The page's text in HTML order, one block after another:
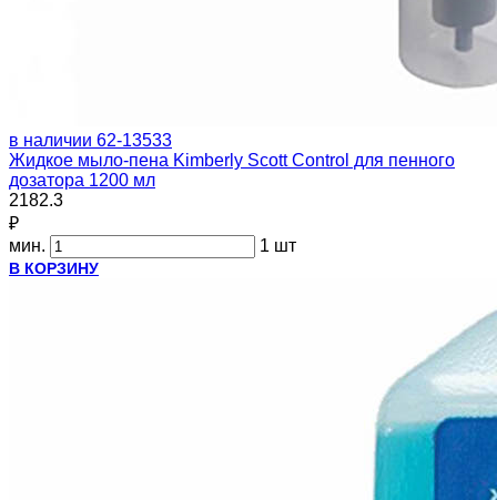
в наличии 62-13533
Жидкое мыло-пена Kimberly Scott Control для пенного
дозатора 1200 мл
2182.3
₽
мин.
1 шт
В КОРЗИНУ